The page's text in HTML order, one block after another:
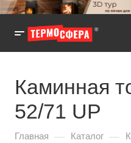
Каминная
52/71 UP
Главная — Каталог —